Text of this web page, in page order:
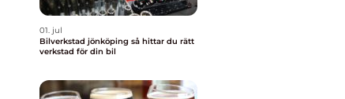
01. jul
Bilverkstad jönköping så hittar du rätt
verkstad för din bil